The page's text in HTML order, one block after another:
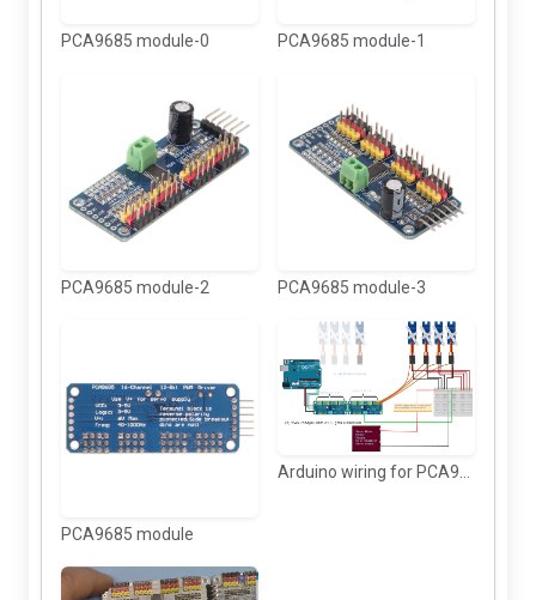
PCA9685 module-0 PCA9685 module-1
PCA9685 module-2 PCA9685 module-3
PCA9685 module
Arduino wiring for PCA9685 to control 32 servo motor